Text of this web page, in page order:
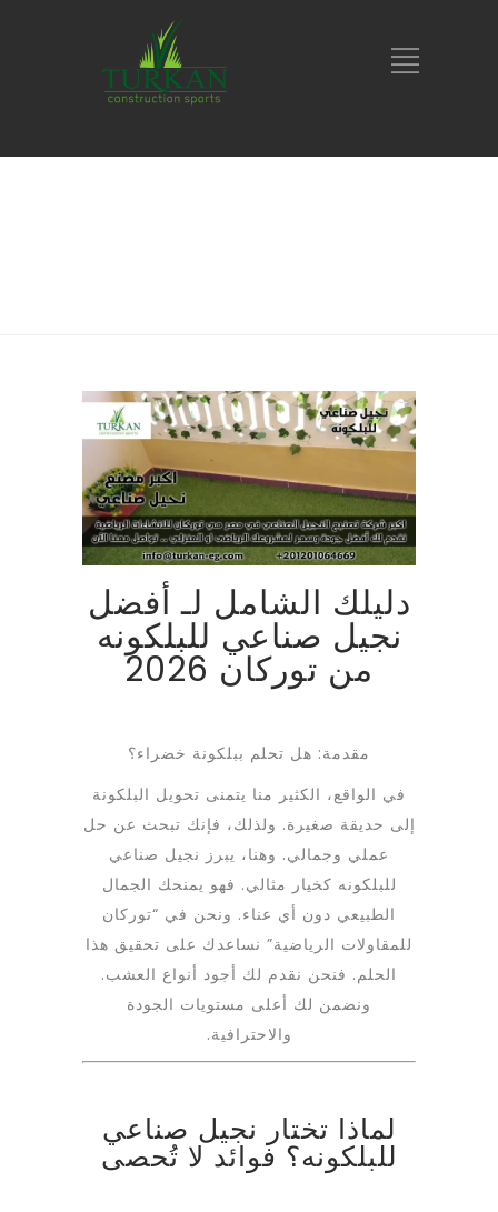
دليلك الشامل لـ أفضل
نجيل صناعي للبلكونه
من توركان 2026
مقدمة: هل تحلم ببلكونة خضراء؟
في الواقع، الكثير منا يتمنى تحويل البلكونة
إلى حديقة صغيرة. ولذلك، فإنك تبحث عن حل
عملي وجمالي. وهنا، يبرز نجيل صناعي
للبلكونه كخيار مثالي. فهو يمنحك الجمال
الطبيعي دون أي عناء. ونحن في “توركان
للمقاولات الرياضية” نساعدك على تحقيق هذا
الحلم. فنحن نقدم لك أجود أنواع العشب.
ونضمن لك أعلى مستويات الجودة
والاحترافية.
لماذا تختار نجيل صناعي
للبلكونه؟ فوائد لا تُحصى